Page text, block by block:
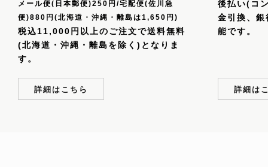
メール便(日本郵便)250円/宅配便(佐川急
便)880円(北海道・沖縄・離島は1,650円)
税込11,000円以上のご注文で送料無料
(北海道・沖縄・離島を除く)となりま
す。
詳細はこちら
後払い(コ
金引換、
能です。
詳細は